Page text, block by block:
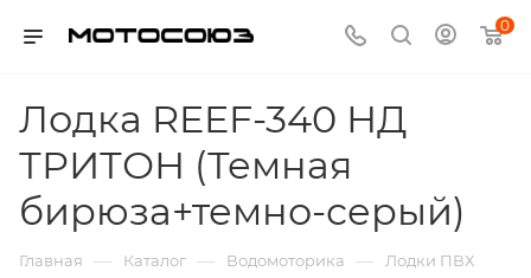
0
Лодка REEF-340 НД
ТРИТОН (Темная
бирюза+темно-серый)
Главная — Каталог — Водомоторика — Лодки ПВХ